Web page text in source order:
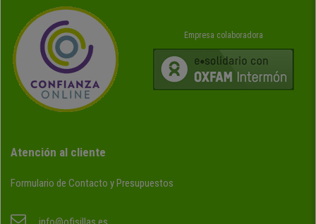
Empresa colaboradora
Atención al cliente
Formulario de Contacto y Presupuestos